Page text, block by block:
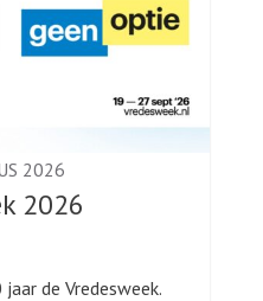
2026
2026
de Vredesweek.